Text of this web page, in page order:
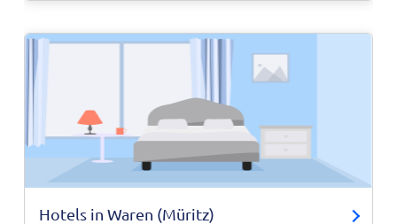
Hotels in Waren (Müritz)